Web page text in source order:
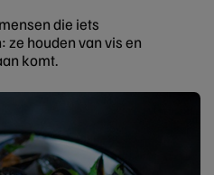
die iets
houden van vis en
komt.